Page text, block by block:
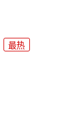
最热